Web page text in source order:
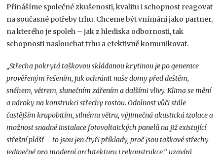
Přinášíme společné zkušenosti, kvalitu i schopnost reagovat
na současné potřeby trhu. Chceme být vnímáni jako partner,
na kterého je spoleh – jak z hlediska odbornosti, tak
schopnosti naslouchat trhu a efektivně komunikovat.
„Střecha pokrytá taškovou skládanou krytinou je po generace
prověřeným řešením, jak ochránit naše domy před deštěm,
sněhem, větrem, slunečním zářením a dalšími vlivy. Klima se mění
a nároky na konstrukci střechy rostou. Odolnost vůči stále
častějším krupobitím, silnému větru, výjimečná akustická izolace a
možnost snadné instalace fotovoltaických panelů na již existující
střešní plášť – to jsou jen čtyři příklady, proč jsou taškové střechy
jedinečné pro moderní architekturu i rekonstrukce,“ uzavírá